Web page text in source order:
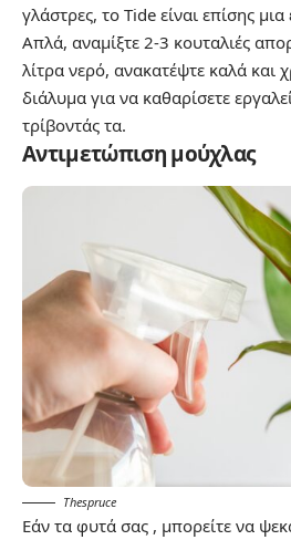
γλάστρες, το Tide είναι επίσης μια
Απλά, αναμίξτε 2-3 κουταλιές
λίτρα νερό, ανακατέψτε καλά και
διάλυμα για να καθαρίσετε
τρίβοντάς τα.
Αντιμετώπιση μούχλας
Thespruce
Εάν τα φυτά σας , μπορείτε να